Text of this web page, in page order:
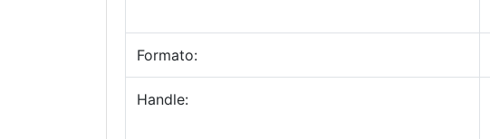
Formato:
Handle: